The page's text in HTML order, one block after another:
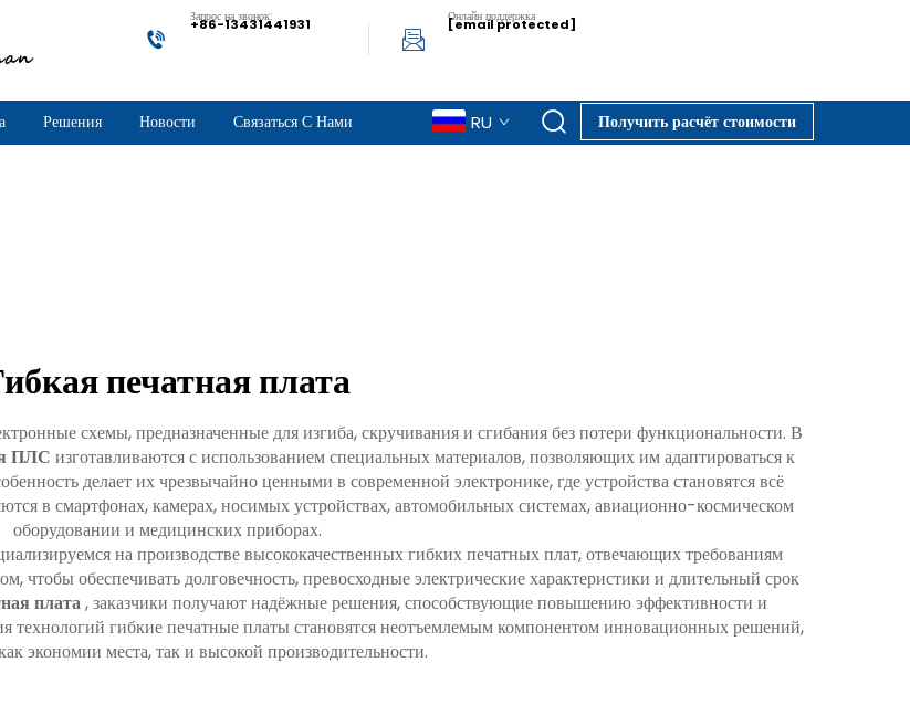
Запрос на звонок:
+86-13431441931 Онлайн поддержка
[email protected]
Решения Новости Связаться С Нами RU Получить расчёт стоимости
печатная плата
схемы, предназначенные для изгиба, скручивания и сгибания без потери функциональности. В
ПЛС изготавливаются с использованием специальных материалов, позволяющих им адаптироваться к
делает их чрезвычайно ценными в современной электронике, где устройства становятся всё
в смартфонах, камерах, носимых устройствах, автомобильных системах, авиационно-космическом
оборудовании и медицинских приборах.
на производстве высококачественных гибких печатных плат, отвечающих требованиям
чтобы обеспечивать долговечность, превосходные электрические характеристики и длительный срок
плата, заказчики получают надёжные решения, способствующие повышению эффективности и
технологий гибкие печатные платы становятся неотъемлемым компонентом инновационных решений,
экономии места, так и высокой производительности.